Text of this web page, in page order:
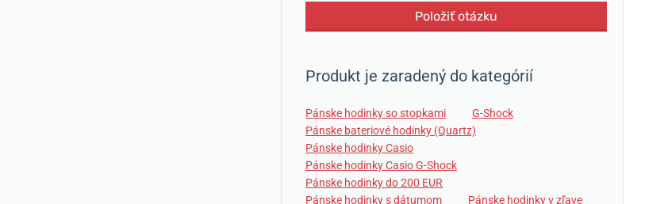
Položiť otázku
Produkt je zaradený do kategórií
Pánske hodinky so stopkami
G-Shock
Pánske bateriové hodinky (Quartz)
Pánske hodinky Casio
Pánske hodinky Casio G-Shock
Pánske hodinky do 200 EUR
Pánske hodinky s dátumom
Pánske hodinky v zľave